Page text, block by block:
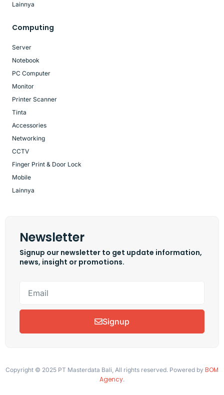
Lainnya
Computing
Server
Notebook
PC Computer
Monitor
Printer Scanner
Tinta
Accessories
Networking
CCTV
Finger Print & Door Lock
Mobile
Lainnya
Newsletter
Signup our newsletter to get update information,
news, insight or promotions.
Signup
Copyright © 2025 PT Masterdata Bali, All rights reserved. Powered by BOM
Agency.